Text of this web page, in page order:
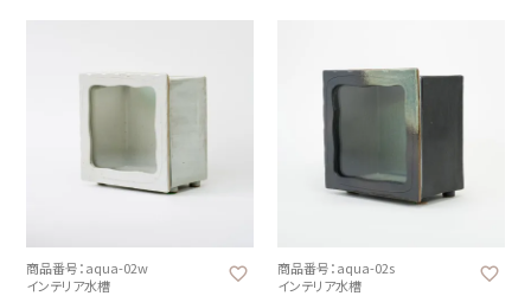
商品番号：aqua-02w
インテリア水槽
商品番号：aqua-02s
インテリア水槽